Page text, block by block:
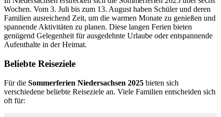
Wochen. Vom 3. Juli bis zum 13. August haben Schüler und deren
Familien ausreichend Zeit, um die warmen Monate zu genießen und
spannende Aktivitäten zu planen. Diese langen Ferien bieten
genügend Gelegenheit für ausgedehnte Urlaube oder entspannende
Aufenthalte in der Heimat.
Beliebte Reiseziele
Für die Sommerferien Niedersachsen 2025 bieten sich
verschiedene beliebte Reiseziele an. Viele Familien entscheiden sich
oft für: